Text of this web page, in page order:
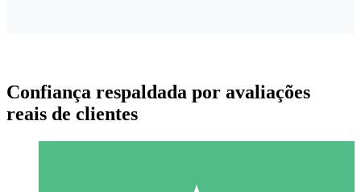
Confiança respaldada por avaliações
reais de clientes